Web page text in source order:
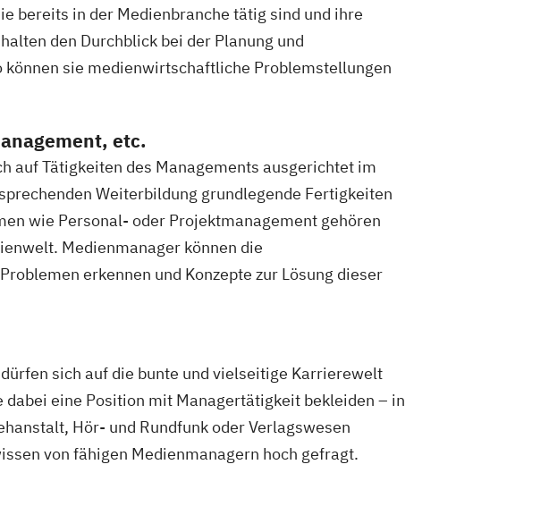
bereits in der Medienbranche tätig sind und ihre
den Durchblick bei der Planung und
sie medienwirtschaftliche Problemstellungen
etc.
auf Tätigkeiten des Managements ausgerichtet im
Weiterbildung grundlegende Fertigkeiten
wie Personal- oder Projektmanagement gehören
Medienmanager können die
erkennen und Konzepte zur Lösung dieser
sich auf die bunte und vielseitige Karrierewelt
eine Position mit Managertätigkeit bekleiden – in
Hör- und Rundfunk oder Verlagswesen
von fähigen Medienmanagern hoch gefragt.